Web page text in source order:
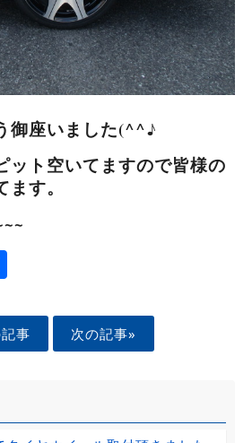
御座いました(^^♪
ット空いてますので皆様の
す。
Share
事 次の記事»